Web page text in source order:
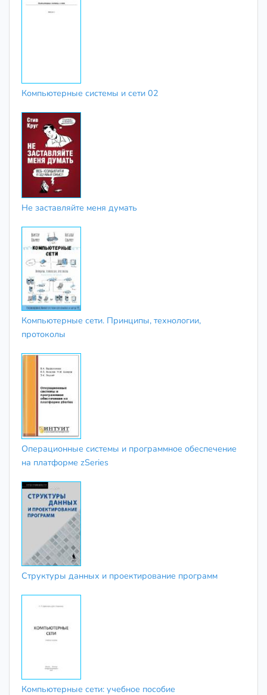
Компьютерные системы и сети 02
Не заставляйте меня думать
Компьютерные сети. Принципы, технологии,
протоколы
Операционные системы и программное обеспечение
на платформе zSeries
Структуры данных и проектирование программ
Компьютерные сети: учебное пособие